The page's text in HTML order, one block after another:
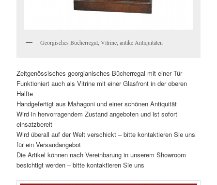
Georgisches Bücherregal, Vitrine, antike Antiquitäten
Zeitgenössisches georgianisches Bücherregal mit einer Tür
Funktioniert auch als Vitrine mit einer Glasfront in der oberen
Hälfte
Handgefertigt aus Mahagoni und einer schönen Antiquität
Wird in hervorragendem Zustand angeboten und ist sofort
einsatzbereit
Wird überall auf der Welt verschickt – bitte kontaktieren Sie uns
für ein Versandangebot
Die Artikel können nach Vereinbarung in unserem Showroom
besichtigt werden – bitte kontaktieren Sie uns